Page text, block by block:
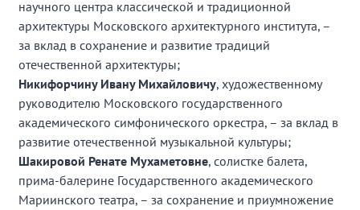
научного центра классической и традиционной
архитектуры Московского архитектурного института, –
за вклад в сохранение и развитие традиций
отечественной архитектуры;
Никифорчину Ивану Михайловичу, художественному
руководителю Московского государственного
академического симфонического оркестра, – за вклад в
развитие отечественной музыкальной культуры;
Шакировой Ренате Мухаметовне, солистке балета,
прима-балерине Государственного академического
Мариинского театра, – за сохранение и приумножение